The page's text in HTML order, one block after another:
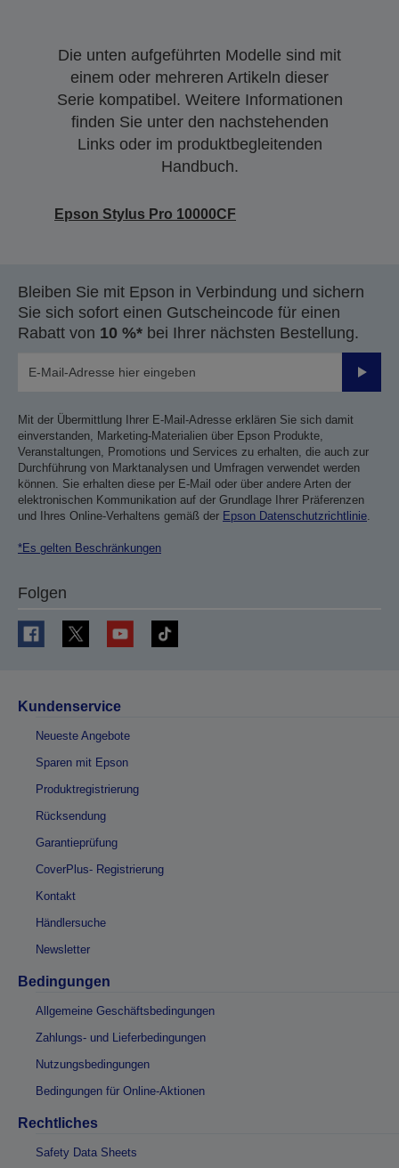
Die unten aufgeführten Modelle sind mit
einem oder mehreren Artikeln dieser
Serie kompatibel. Weitere Informationen
finden Sie unter den nachstehenden
Links oder im produktbegleitenden
Handbuch.
Epson Stylus Pro 10000CF
Bleiben Sie mit Epson in Verbindung und sichern
Sie sich sofort einen Gutscheincode für einen
Rabatt von 10 %* bei Ihrer nächsten Bestellung.
Mit der Übermittlung Ihrer E-Mail-Adresse erklären Sie sich damit
einverstanden, Marketing-Materialien über Epson Produkte,
Veranstaltungen, Promotions und Services zu erhalten, die auch zur
Durchführung von Marktanalysen und Umfragen verwendet werden
können. Sie erhalten diese per E-Mail oder über andere Arten der
elektronischen Kommunikation auf der Grundlage Ihrer Präferenzen
und Ihres Online-Verhaltens gemäß der Epson Datenschutzrichtlinie
*Es gelten Beschränkungen
Folgen
Kundenservice
Neueste Angebote
Sparen mit Epson
Produktregistrierung
Rücksendung
Garantieprüfung
CoverPlus- Registrierung
Kontakt
Händlersuche
Newsletter
Bedingungen
Allgemeine Geschäftsbedingungen
Zahlungs- und Lieferbedingungen
Nutzungsbedingungen
Bedingungen für Online-Aktionen
Rechtliches
Safety Data Sheets